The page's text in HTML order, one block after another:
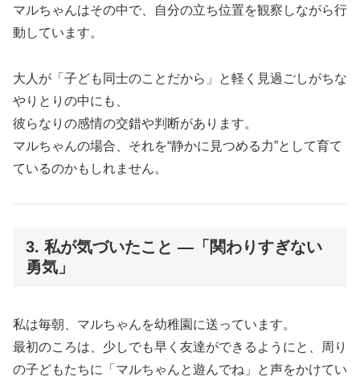
マルちゃんはその中で、自分の立ち位置を観察しながら行
動しています。
大人が「子ども同士のことだから」と軽く見過ごしがちな
やりとりの中にも、
彼らなりの感情の交錯や判断があります。
マルちゃんの場合、それを“静かに見つめる力”として育て
ているのかもしれません。
3. 私が気づいたこと ―「関わりすぎない
勇気」
私は毎朝、マルちゃんを幼稚園に送っています。
最初のころは、少しでも早く友達ができるようにと、周り
の子どもたちに「マルちゃんと遊んでね」と声をかけてい